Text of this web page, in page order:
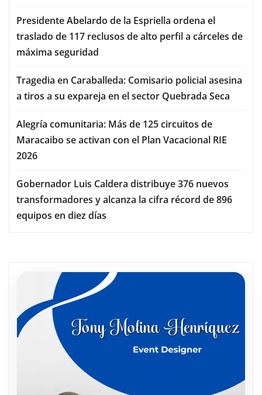
Presidente Abelardo de la Espriella ordena el
traslado de 117 reclusos de alto perfil a cárceles de
máxima seguridad
Tragedia en Caraballeda: Comisario policial asesina
a tiros a su expareja en el sector Quebrada Seca
Alegría comunitaria: Más de 125 circuitos de
Maracaibo se activan con el Plan Vacacional RIE
2026
Gobernador Luis Caldera distribuye 376 nuevos
transformadores y alcanza la cifra récord de 896
equipos en diez días